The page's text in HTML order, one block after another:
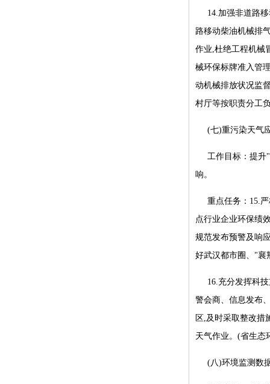
14.加强非道路
路移动柴油机械排
作业,杜绝工程机械
械环保标牌准入管
动机械排放状况监
村厅等按职责分工
(七)重污染天气
工作目标：提升
响。
重点任务：15.
点行业企业环保绩
规范发布预警及响
好武汉都市圈、"襄
16.充分发挥科
警会商、信息发布
区,及时采取整改措
天气作业。(省生态
(八)环境监测数